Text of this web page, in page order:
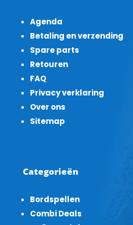
Agenda
Betaling en verzending
Spare parts
Retouren
FAQ
Privacy verklaring
Over ons
Sitemap
Categorieën
Bordspellen
Combi Deals